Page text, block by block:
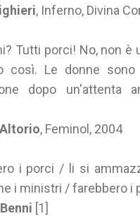
, Inferno, Divina
Tutti porci! No, non è
così. Le donne sono
dopo un'attenta
, Feminol, 2004
i porci / li si
i ministri / farebbero i
[1]